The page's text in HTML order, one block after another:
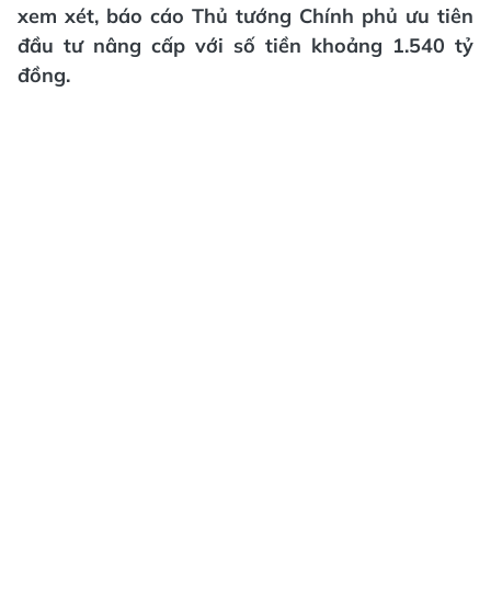
xem xét, báo cáo Thủ tướng Chính phủ ưu tiên
đầu tư nâng cấp với số tiền khoảng 1.540 tỷ
đồng.